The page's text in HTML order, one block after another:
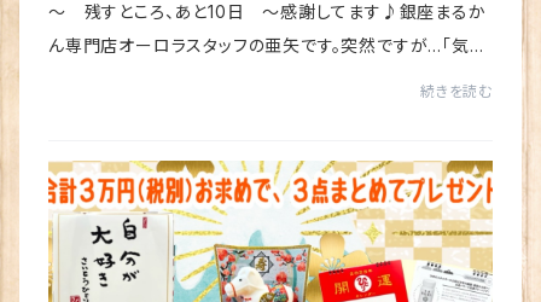
～ 残すところ、あと10日 ～感謝してます♪銀座まるか
ん専門店オーロラスタッフの亜矢です。突然ですが…「気づ
続きを読む